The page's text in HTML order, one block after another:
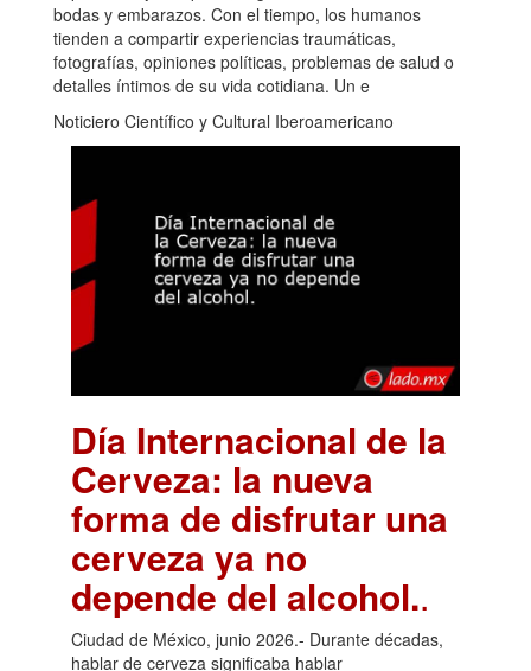
bodas y embarazos. Con el tiempo, los humanos
tienden a compartir experiencias traumáticas,
fotografías, opiniones políticas, problemas de salud o
detalles íntimos de su vida cotidiana. Un e
Noticiero Científico y Cultural Iberoamericano
Día Internacional de la
Cerveza: la nueva
forma de disfrutar una
cerveza ya no
depende del alcohol..
Ciudad de México, junio 2026.- Durante décadas,
hablar de cerveza significaba hablar